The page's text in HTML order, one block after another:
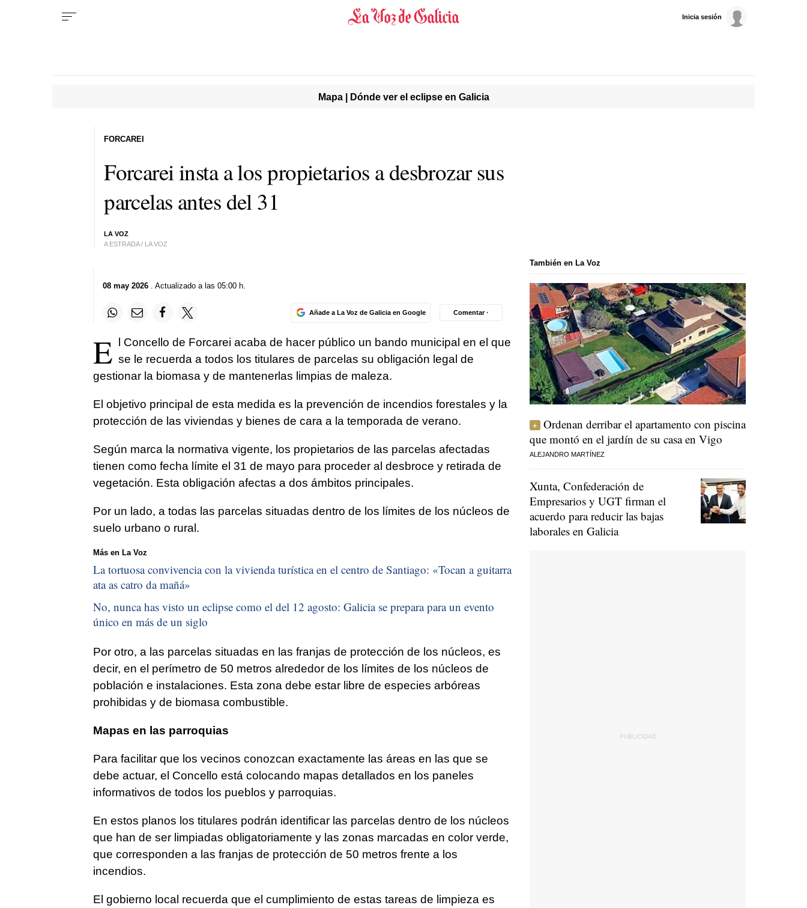
Inicia sesión
Mapa | Dónde ver el eclipse en Galicia
Forcarei insta a los propietarios a desbrozar sus
parcelas antes del 31
LA VOZ
A ESTRADA / LA VOZ
FORCAREI
08 may 2026. Actualizado a las 05:00 h.
Añade a La Voz de Galicia en Google Comentar ·
E
l Concello de Forcarei acaba de hacer público un bando municipal en el que
se le recuerda a todos los titulares de parcelas su obligación legal de
gestionar la biomasa y de mantenerlas limpias de maleza.
El objetivo principal de esta medida es la prevención de incendios forestales y la
protección de las viviendas y bienes de cara a la temporada de verano.
Según marca la normativa vigente, los propietarios de las parcelas afectadas
tienen como fecha límite el 31 de mayo para proceder al desbroce y retirada de
vegetación. Esta obligación afectas a dos ámbitos principales.
Por un lado, a todas las parcelas situadas dentro de los límites de los núcleos de
suelo urbano o rural.
Más en La Voz
La tortuosa convivencia con la vivienda turística en el centro de Santiago: «Tocan a guitarra
ata as catro da mañá»
No, nunca has visto un eclipse como el del 12 agosto: Galicia se prepara para un evento
único en más de un siglo
Por otro, a las parcelas situadas en las franjas de protección de los núcleos, es
decir, en el perímetro de 50 metros alrededor de los límites de los núcleos de
población e instalaciones. Esta zona debe estar libre de especies arbóreas
prohibidas y de biomasa combustible.
Mapas en las parroquias
Para facilitar que los vecinos conozcan exactamente las áreas en las que se
debe actuar, el Concello está colocando mapas detallados en los paneles
informativos de todos los pueblos y parroquias.
En estos planos los titulares podrán identificar las parcelas dentro de los núcleos
que han de ser limpiadas obligatoriamente y las zonas marcadas en color verde,
que corresponden a las franjas de protección de 50 metros frente a los
incendios.
El gobierno local recuerda que el cumplimiento de estas tareas de limpieza es
También en La Voz
Ordenan derribar el apartamento con piscina
que montó en el jardín de su casa en Vigo
ALEJANDRO MARTÍNEZ
Xunta, Confederación de
Empresarios y UGT firman el
acuerdo para reducir las bajas
laborales en Galicia